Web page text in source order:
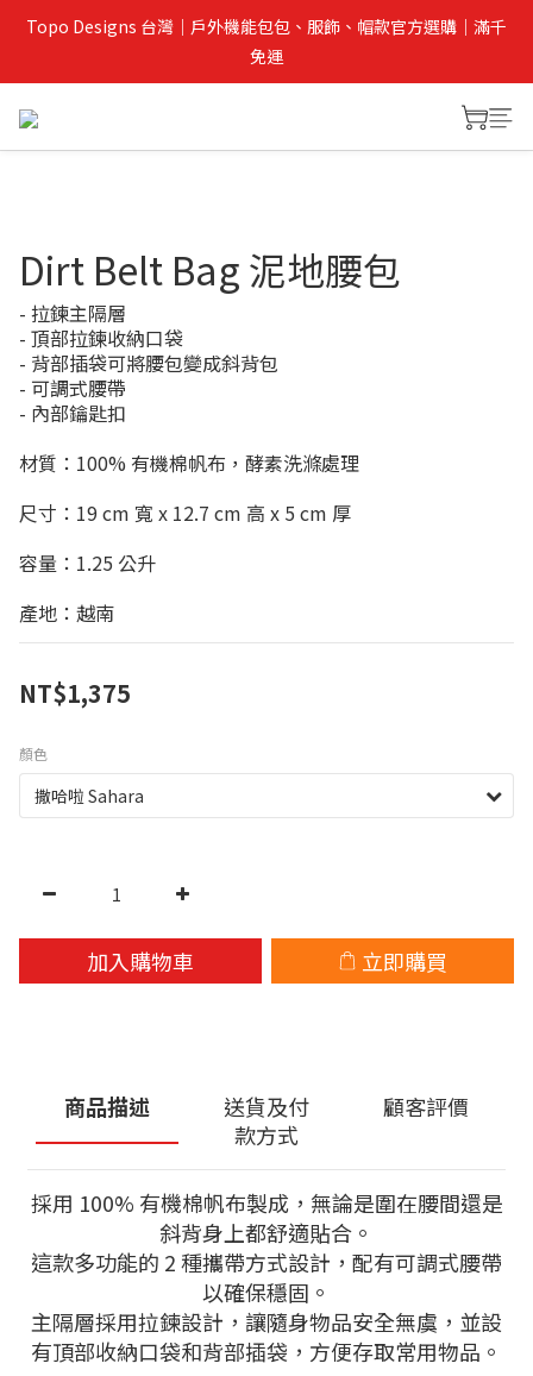
Topo Designs 台灣｜戶外機能包包、服飾、帽款官方選購｜滿千
免運
Dirt Belt Bag 泥地腰包
- 拉鍊主隔層
- 頂部拉鍊收納口袋
- 背部插袋可將腰包變成斜背包
- 可調式腰帶
- 內部鑰匙扣
材質：100% 有機棉帆布，酵素洗滌處理
尺寸：19 cm 寬 x 12.7 cm 高 x 5 cm 厚
容量：1.25 公升
產地：越南
NT$1,375
顏色
加入購物車 立即購買
商品描述
送貨及付
款方式
顧客評價
採用 100% 有機棉帆布製成，無論是圍在腰間還是
斜背身上都舒適貼合。
這款多功能的 2 種攜帶方式設計，配有可調式腰帶
以確保穩固。
主隔層採用拉鍊設計，讓隨身物品安全無虞，並設
有頂部收納口袋和背部插袋，方便存取常用物品。